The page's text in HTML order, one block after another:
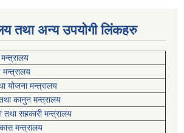
तथा अन्य उपयोगी लिंकहरु
मन्त्रालय
योजना मन्त्रालय
कानुन मन्त्रालय
तथा सहकारी मन्त्रालय
मन्त्रालय